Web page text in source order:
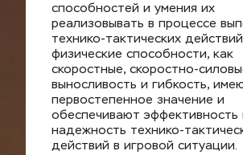
способностей и умения их
реализовывать в процессе
технико-тактических
физические способности, как
скоростные, скоростно-
выносливость и гибкость,
первостепенное значение и
обеспечивают эффективность
надежность технико-
действий в игровой ситуации.